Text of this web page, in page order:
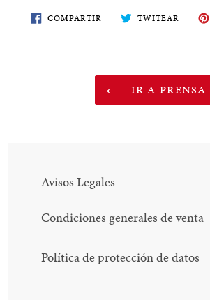
COMPARTIR COMPARTE
EN
TWITEAR TWITEA
EN
IR A PRENSA
Avisos Legales
Condiciones generales de venta
Política de protección de datos